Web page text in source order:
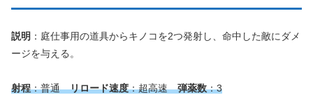
説明 ：庭仕事用の道具からキノコを2つ発射し、命中した敵にダメ
ージを与える。
射程：普通リロード速度：超高速弾薬数：3